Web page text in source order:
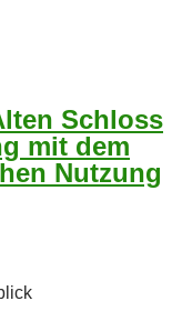
Schloss
mit dem
Nutzung